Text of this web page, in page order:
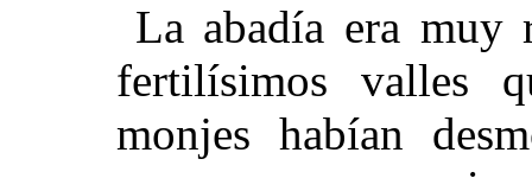
La abadía era
fertilísimos valles
monjes habían